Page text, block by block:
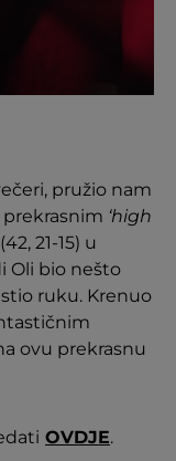
pružio nam
prekrasnim ‘high
(42, 21-15) u
Oli bio nešto
ruku. Krenuo
ovu prekrasnu
OVDJE.